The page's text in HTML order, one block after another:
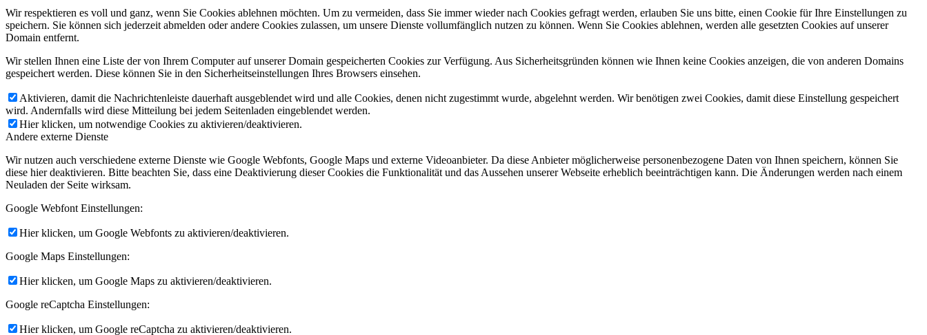
Wir respektieren es voll und ganz, wenn Sie Cookies ablehnen möchten. Um zu vermeiden, dass Sie immer wieder nach Cookies gefragt werden, erlauben Sie uns bitte, einen Cookie für Ihre Einstellungen zu
speichern. Sie können sich jederzeit abmelden oder andere Cookies zulassen, um unsere Dienste vollumfänglich nutzen zu können. Wenn Sie Cookies ablehnen, werden alle gesetzten Cookies auf unserer
Domain entfernt.
Wir stellen Ihnen eine Liste der von Ihrem Computer auf unserer Domain gespeicherten Cookies zur Verfügung. Aus Sicherheitsgründen können wie Ihnen keine Cookies anzeigen, die von anderen Domains
gespeichert werden. Diese können Sie in den Sicherheitseinstellungen Ihres Browsers einsehen.
Aktivieren, damit die Nachrichtenleiste dauerhaft ausgeblendet wird und alle Cookies, denen nicht zugestimmt wurde, abgelehnt werden. Wir benötigen zwei Cookies, damit diese Einstellung gespeichert
wird. Andernfalls wird diese Mitteilung bei jedem Seitenladen eingeblendet werden.
Hier klicken, um notwendige Cookies zu aktivieren/deaktivieren.
Andere externe Dienste
Wir nutzen auch verschiedene externe Dienste wie Google Webfonts, Google Maps und externe Videoanbieter. Da diese Anbieter möglicherweise personenbezogene Daten von Ihnen speichern, können Sie
diese hier deaktivieren. Bitte beachten Sie, dass eine Deaktivierung dieser Cookies die Funktionalität und das Aussehen unserer Webseite erheblich beeinträchtigen kann. Die Änderungen werden nach einem
Neuladen der Seite wirksam.
Google Webfont Einstellungen:
Hier klicken, um Google Webfonts zu aktivieren/deaktivieren.
Google Maps Einstellungen:
Hier klicken, um Google Maps zu aktivieren/deaktivieren.
Google reCaptcha Einstellungen:
Hier klicken, um Google reCaptcha zu aktivieren/deaktivieren.